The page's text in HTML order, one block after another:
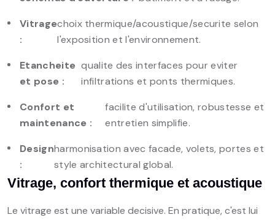
Vitrage
:
choix thermique/acoustique/securite selon
l'exposition et l'environnement.
Etancheite
et pose :
qualite des interfaces pour eviter
infiltrations et ponts thermiques.
Confort et
maintenance :
facilite d'utilisation, robustesse et
entretien simplifie.
Design
:
harmonisation avec facade, volets, portes et
style architectural global.
Vitrage, confort thermique et acoustique
Le vitrage est une variable decisive. En pratique, c'est lui